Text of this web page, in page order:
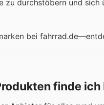
zu durchstöbern und
bei
finde